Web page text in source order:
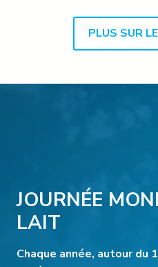
PLUS SUR
JOURNÉE
LAIT
Chaque année, autour du